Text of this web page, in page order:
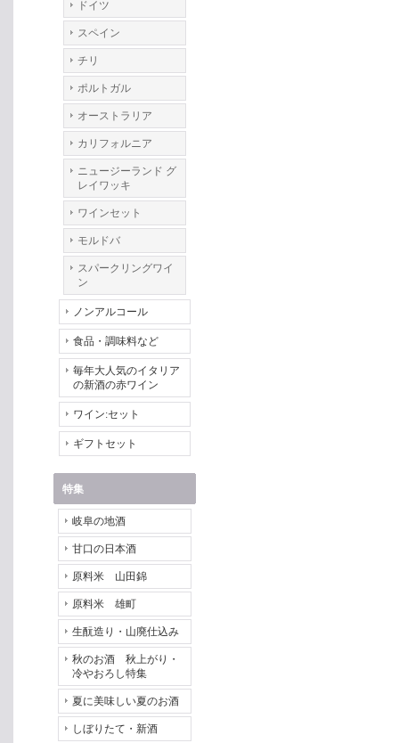
ドイツ
スペイン
チリ
ポルトガル
オーストラリア
カリフォルニア
ニュージーランド グ
レイワッキ
ワインセット
モルドバ
スパークリングワイ
ン
ノンアルコール
食品・調味料など
毎年大人気のイタリア
の新酒の赤ワイン
ワイン:セット
ギフトセット
特集
岐阜の地酒
甘口の日本酒
原料米 山田錦
原料米 雄町
生酛造り・山廃仕込み
秋のお酒 秋上がり・
冷やおろし特集
夏に美味しい夏のお酒
しぼりたて・新酒